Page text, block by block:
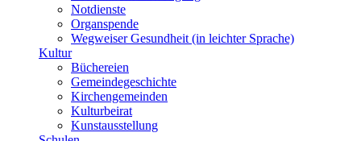
Notdienste
Organspende
Wegweiser Gesundheit (in leichter Sprache)
Kultur
Büchereien
Gemeindegeschichte
Kirchengemeinden
Kulturbeirat
Kunstausstellung